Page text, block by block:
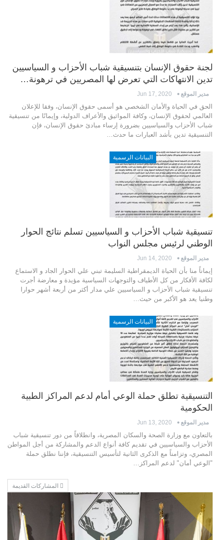
لجنة حقوق الإنسان بتنسيقية شباب الأحزاب و السياسيين
تدين الانتهاكات التي تعرض لها المصريين في ترهونة…
مدير الموقع Jun 17, 2020
الحق في الحياة والأمان الشخصي هو أسمى حقوق الإنسان، وفقا للإعلان
العالمي لحقوق الإنسان، وكافة المواثيق والأعراف الدولية، وإيمانًا من تنسيقية
شباب الأحزاب والسياسيين بضرورة إرساء مبادئ حقوق الإنسان، فإن
التنسيقية تدين بأشد العبارات ما حدث…
البيانات الرسمية
تنسيقية شباب الأحزاب و السياسيين تسلم نتائج الحوار
الوطني لرئيس مجلس النواب
مدير الموقع Jun 14, 2020
إيماناً منا بأن الحياة الديمقراطية السليمة تبني علي الحوار الجاد و الاستماع
لكافة الأفكار من كل الأطياف والتوجهات السياسية مؤيدة و معارضة أجرت
تنسيقية شباب الأحزاب و السياسيين علي مدار أكثر من أربعة أشهر حوارا
وطنيا يعد هو الأكبر من حيث…
البيانات الرسمية
التنسيقية تطلق حملة الوعي أمام لدعم المراكز الطبية
الحكومية
مدير الموقع Jun 13, 2020
بالتعاون مع وزارة الصحة والسكان المصرية، وانطلاقاً من دور تنسيقية شباب
الأحزاب والسياسيين في تقديم كافة أنواع الدعم والمشاركة من أجل المواطن
المصري، وتزامناً مع الذكرى الثانية لتأسيس التنسيقية، فإننا نطلق حملة
"الوعي أمان" لدعم المراكز…
المشاركات القديمة